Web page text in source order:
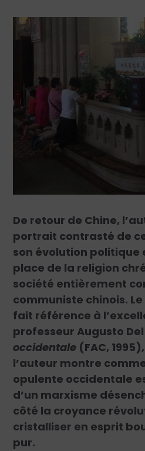
De retour de Chine,
portrait contrasté de
son évolution politique
place de la religion
société entièrement
communiste chinois.
fait référence à
professeur Augusto
occidentale (FAC,
l’auteur montre
opulente occidentale
d’un marxisme
côté la croyance
cristalliser en esprit
pur.